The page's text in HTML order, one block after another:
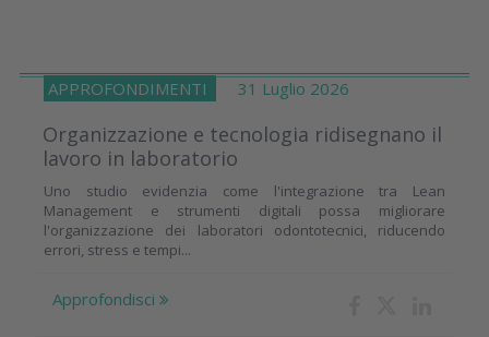
APPROFONDIMENTI 31 Luglio 2026
Organizzazione e tecnologia ridisegnano il
lavoro in laboratorio
Uno studio evidenzia come l'integrazione tra Lean
Management e strumenti digitali possa migliorare
l'organizzazione dei laboratori odontotecnici, riducendo
errori, stress e tempi...
Approfondisci